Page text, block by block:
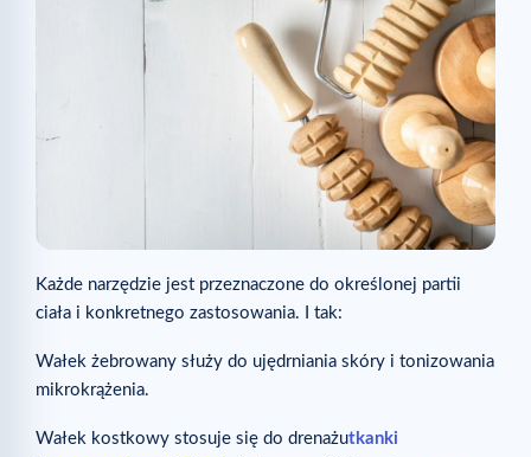
Każde narzędzie jest przeznaczone do określonej partii
ciała i konkretnego zastosowania. I tak:
Wałek żebrowany służy do ujędrniania skóry i tonizowania
mikrokrążenia.
Wałek kostkowy stosuje się do drenażutkanki